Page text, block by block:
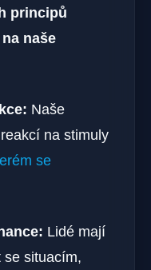
principů
naše
Naše
na stimuly
se
Lidé mají
se situacím,